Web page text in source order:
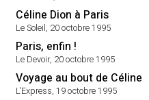
Céline Dion à Paris
Le Soleil, 20 octobre 1995
Paris, enfin !
Le Devoir, 20 octobre 1995
Voyage au bout de Céline
L'Express, 19 octobre 1995